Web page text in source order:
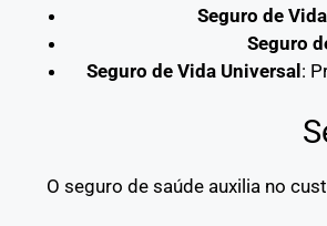
Seguro de
Seguro
Seguro de Vida Universal:
O seguro de saúde auxilia no